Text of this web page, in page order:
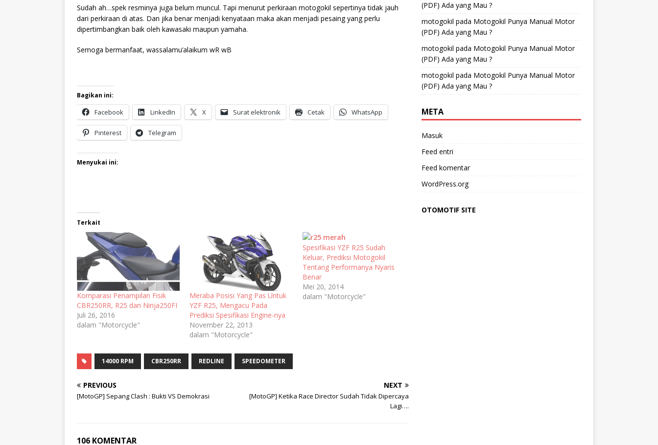
Sudah ah…spek resminya juga belum muncul. Tapi menurut perkiraan motogokil sepertinya tidak jauh
dari perkiraan di atas. Dan jika benar menjadi kenyataan maka akan menjadi pesaing yang perlu
dipertimbangkan baik oleh kawasaki maupun yamaha.
Semoga bermanfaat, wassalamu’alaikum wR wB
Bagikan ini:
Facebook LinkedIn X Surat elektronik Cetak WhatsApp
Pinterest Telegram
Menyukai ini:
Terkait
Komparasi Penampilan Fisik
CBR250RR, R25 dan Ninja250FI
Juli 26, 2016
dalam "Motorcycle"
Meraba Posisi Yang Pas Untuk
YZF R25, Mengacu Pada
Prediksi Spesifikasi Engine-nya
November 22, 2013
dalam "Motorcycle"
Spesifikasi YZF R25 Sudah
Keluar, Prediksi Motogokil
Tentang Performanya Nyaris
Benar
Mei 20, 2014
dalam "Motorcycle"
14000 RPM CBR250RR REDLINE SPEEDOMETER
PREVIOUS
[MotoGP] Sepang Clash : Bukti VS Demokrasi
NEXT
[MotoGP] Ketika Race Director Sudah Tidak Dipercaya
Lagi….
106 KOMENTAR
(PDF) Ada yang Mau ?
motogokil pada Motogokil Punya Manual Motor
(PDF) Ada yang Mau ?
motogokil pada Motogokil Punya Manual Motor
(PDF) Ada yang Mau ?
motogokil pada Motogokil Punya Manual Motor
(PDF) Ada yang Mau ?
META
Masuk
Feed entri
Feed komentar
WordPress.org
OTOMOTIF SITE